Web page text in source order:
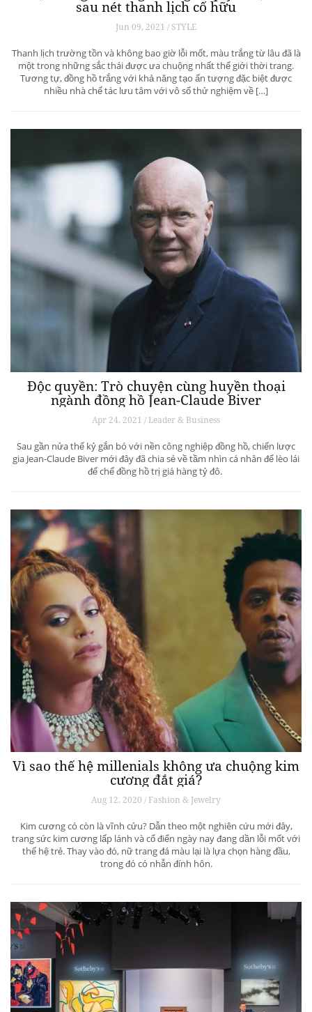
sau nét thanh lịch cố hữu
Jun 09, 2021 / STYLE
Thanh lịch trường tồn và không bao giờ lỗi mốt, màu trắng từ lâu đã là
một trong những sắc thái được ưa chuộng nhất thế giới thời trang.
Tương tự, đồng hồ trắng với khả năng tạo ấn tượng đặc biệt được
nhiều nhà chế tác lưu tâm với vô số thử nghiệm về […]
Độc quyền: Trò chuyện cùng huyền thoại
ngành đồng hồ Jean-Claude Biver
Apr 24, 2021 / Leader & Business
Sau gần nửa thế kỷ gắn bó với nền công nghiệp đồng hồ, chiến lược
gia Jean-Claude Biver mới đây đã chia sẻ về tầm nhìn cá nhân để lèo lái
đế chế đồng hồ trị giá hàng tỷ đô.
Vì sao thế hệ millenials không ưa chuộng kim
cương đắt giá?
Aug 12, 2020 / Fashion & Jewelry
Kim cương có còn là vĩnh cửu? Dẫn theo một nghiên cứu mới đây,
trang sức kim cương lấp lánh và cổ điển ngày nay đang dần lỗi mốt với
thế hệ trẻ. Thay vào đó, nữ trang đá màu lại là lựa chọn hàng đầu,
trong đó có nhẫn đính hôn.